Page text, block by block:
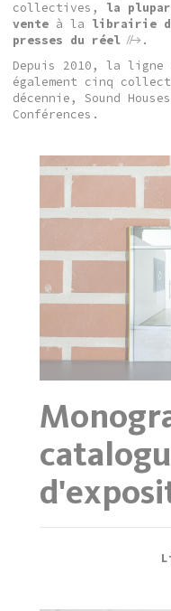
collectives, la
vente à la librairie
presses du réel
.
Depuis 2010, la ligne
également cinq
décennie, Sound
Conférences.